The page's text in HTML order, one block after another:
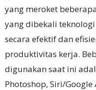
yang meroket
yang dibekali
secara efektif dan
produktivitas kerja.
digunakan saat ini
Photoshop, Siri/